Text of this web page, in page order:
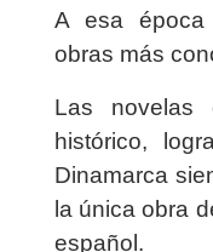
A esa época
obras más
Las novelas
histórico,
Dinamarca
la única obra
español.